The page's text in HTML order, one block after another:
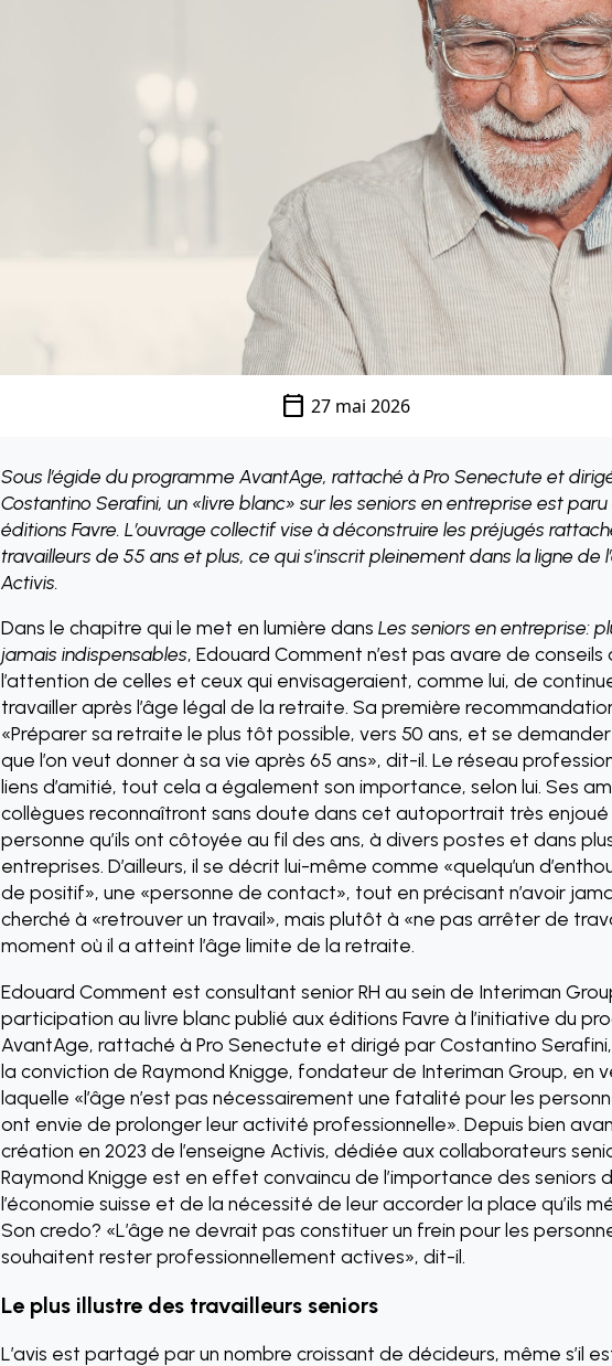
calendar_today 27 mai 2026
Sous l’égide du programme AvantAge, rattaché à Pro Senectute et
Costantino Serafini, un «livre blanc» sur les seniors en entreprise est
éditions Favre. L’ouvrage collectif vise à déconstruire les préjugés
travailleurs de 55 ans et plus, ce qui s’inscrit pleinement dans la ligne de
Activis.
Dans le chapitre qui le met en lumière dans Les seniors en entreprise:
jamais indispensables, Edouard Comment n’est pas avare de conseils
l’attention de celles et ceux qui envisageraient, comme lui, de
travailler après l’âge légal de la retraite. Sa première
«Préparer sa retraite le plus tôt possible, vers 50 ans, et se demander
que l’on veut donner à sa vie après 65 ans», dit-il. Le réseau
liens d’amitié, tout cela a également son importance, selon lui. Ses
collègues reconnaîtront sans doute dans cet autoportrait très enjoué
personne qu’ils ont côtoyée au fil des ans, à divers postes et dans
entreprises. D’ailleurs, il se décrit lui-même comme «quelqu’un
de positif», une «personne de contact», tout en précisant n’avoir
cherché à «retrouver un travail», mais plutôt à «ne pas arrêter de
moment où il a atteint l’âge limite de la retraite.
Edouard Comment est consultant senior RH au sein de Interiman
participation au livre blanc publié aux éditions Favre à l’initiative du
AvantAge, rattaché à Pro Senectute et dirigé par Costantino
la conviction de Raymond Knigge, fondateur de Interiman Group, en
laquelle «l’âge n’est pas nécessairement une fatalité pour les
ont envie de prolonger leur activité professionnelle». Depuis bien
création en 2023 de l’enseigne Activis, dédiée aux collaborateurs
Raymond Knigge est en effet convaincu de l’importance des seniors
l’économie suisse et de la nécessité de leur accorder la place qu’ils
Son credo? «L’âge ne devrait pas constituer un frein pour les
souhaitent rester professionnellement actives», dit-il.
Le plus illustre des travailleurs seniors
L’avis est partagé par un nombre croissant de décideurs, même s’il